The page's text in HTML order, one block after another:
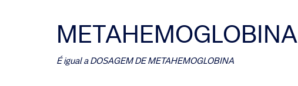
METAHEMOGLOBINA
É igual a DOSAGEM DE METAHEMOGLOBINA